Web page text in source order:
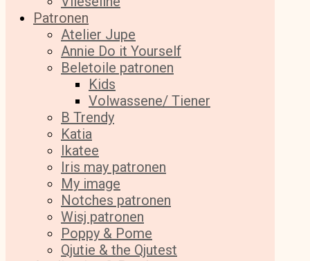
Patronen
Atelier Jupe
Annie Do it Yourself
Beletoile patronen
Kids
Volwassene/ Tiener
B Trendy
Katia
Ikatee
Iris may patronen
My image
Notches patronen
Wisj patronen
Poppy & Pome
Qjutie & the Qjutest